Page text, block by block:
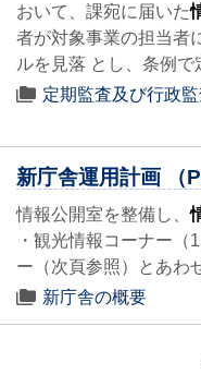
おいて、課宛に届いた
者が対象事業の担当者
ルを見落 とし、条例
定期監査及び行政
新庁舎運用計画 （
情報公開室を整備し、
・観光情報コーナー（
ー（次頁参照）とあわ
新庁舎の概要